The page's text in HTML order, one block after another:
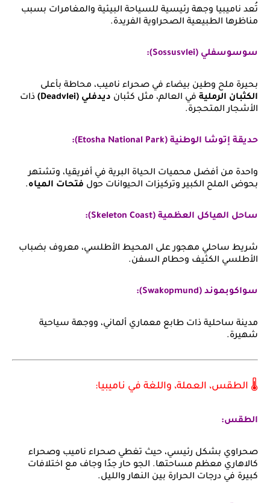
تُعد ناميبيا وجهة رئيسية للسياحة البيئية والمغامرات بسبب
مناظرها الطبيعية الصحراوية الفريدة.
سوسوسفلي (Sossusvlei):
بحيرة ملح وطين بيضاء في صحراء ناميب، محاطة بأعلى
الكثبان الرملية في العالم، مثل كثبان ديدفلي (Deadvlei)
ذات
الأشجار المتحجرة.
حديقة إتوشا الوطنية (Etosha National Park):
واحدة من أفضل محميات الحياة البرية في أفريقيا، وتشتهر
بحوض الملح الكبير وتركيزات الحيوانات حول فتحات المياه.
ساحل الهياكل العظمية (Skeleton Coast):
شريط ساحلي مهجور على المحيط الأطلسي، معروف بضباب
الأطلسي الكثيف وحطام السفن.
سواكوبموند (Swakopmund):
مدينة ساحلية ذات طابع معماري ألماني، ووجهة سياحية
شهيرة.
🌡️ الطقس، العملة، واللغة في ناميبيا:
الطقس:
صحراوي بشكل رئيسي، حيث تغطي صحراء ناميب وصحراء
كالاهاري معظم مساحتها. الجو حار جدًا وجاف مع اختلافات
كبيرة في درجات الحرارة بين النهار والليل.